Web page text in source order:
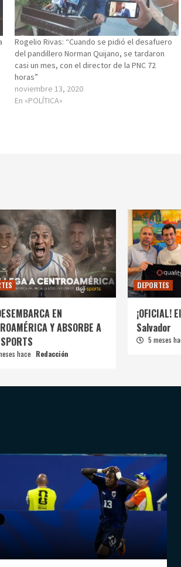
Rogelio Rivas: “Cuando se pidió el desafuero
del pandillero Norman Quijano, se tardaron
casi un mes, con el director de la PNC 72
horas”
noviembre 13, 2020
En «POLÍTICA»
EN
Y ABSORBE A
hace Redacción
DEPORTES
¡OFICIAL!
Salvador
5 meses